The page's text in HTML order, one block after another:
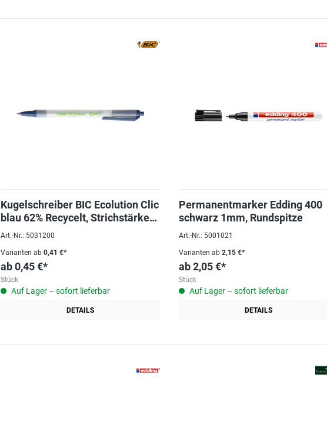
Kugelschreiber BIC Ecolution Clic
blau 62% Recycelt, Strichstärke
0,4mm
Art.-Nr.: 5031200
Varianten ab0,41 €*
ab 0,45 €*
Stück
Auf Lager – sofort lieferbar
DETAILS
Permanentmarker Edding 400
schwarz 1mm, Rundspitze
Art.-Nr.: 5001021
Varianten ab 2,15 €*
ab2,05 €*
Stück
Auf Lager – sofort lieferbar
DETAILS